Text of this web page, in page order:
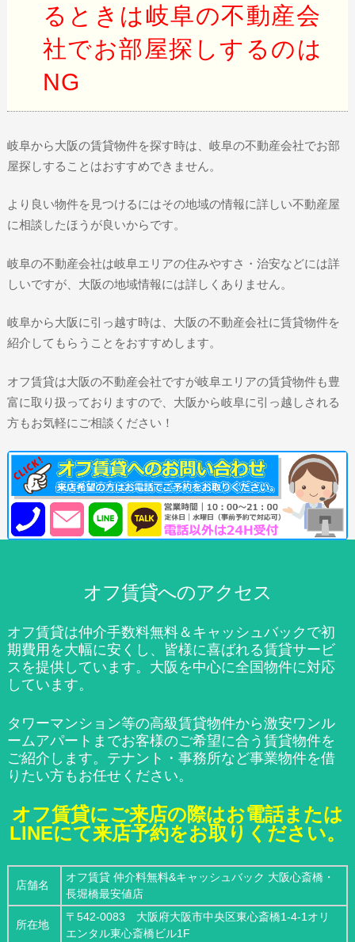
るときは岐阜の不動産会
社でお部屋探しするのは
NG
岐阜から大阪の賃貸物件を探す時は、岐阜の不動産会社でお部
屋探しすることはおすすめできません。
より良い物件を見つけるにはその地域の情報に詳しい不動産屋
に相談したほうが良いからです。
岐阜の不動産会社は岐阜エリアの住みやすさ・治安などには詳
しいですが、大阪の地域情報には詳しくありません。
岐阜から大阪に引っ越す時は、大阪の不動産会社に賃貸物件を
紹介してもらうことをおすすめします。
オフ賃貸は大阪の不動産会社ですが岐阜エリアの賃貸物件も豊
富に取り扱っておりますので、大阪から岐阜に引っ越しされる
方もお気軽にご相談ください！
オフ賃貸へのアクセス
オフ賃貸は仲介手数料無料＆キャッシュバックで初
期費用を大幅に安くし、皆様に喜ばれる賃貸サービ
スを提供しています。大阪を中心に全国物件に対応
しています。
タワーマンション等の高級賃貸物件から激安ワンル
ームアパートまでお客様のご希望に合う賃貸物件を
ご紹介します。テナント・事務所など事業物件を借
りたい方もお任せください。
オフ賃貸にご来店の際はお電話または
LINEにて来店予約をお取りください。
店舗名
オフ賃貸 仲介料無料&キャッシュバック 大阪心斎橋・
長堀橋最安値店
所在地
〒542-0083 大阪府大阪市中央区東心斎橋1-4-1オリ
エンタル東心斎橋ビル1F